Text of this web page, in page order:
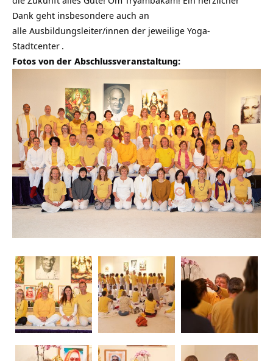
Dank geht insbesondere auch an
alle Ausbildungsleiter/innen der jeweilige Yoga-
Stadtcenter .
Fotos von der Abschlussveranstaltung: